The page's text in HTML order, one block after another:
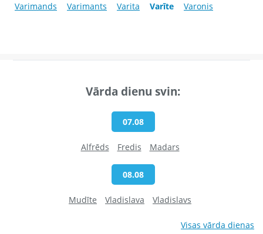
Varimands
Varimants Varita Varīte Varonis
Vārda dienu svin:
07.08
Alfrēds Fredis Madars
08.08
Mudīte Vladislava Vladislavs
Visas vārda dienas